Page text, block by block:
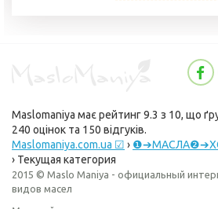
Maslomaniya має рейтинг9.3 з 10, що
240 оцінок та 150 відгуків.
Maslomaniya.com.ua ☑ ›
› Текущая категория
2015 © Maslo Maniya - официальный
видов масел